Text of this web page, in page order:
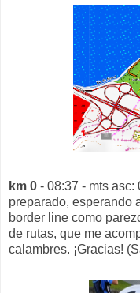
km 0 - 08:37 - mts asc:
preparado, esperando
border line como
de rutas, que me
calambres. ¡Gracias!